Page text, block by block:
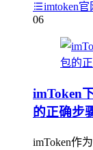
imtoken
06
imToken
的正确步
imToken作